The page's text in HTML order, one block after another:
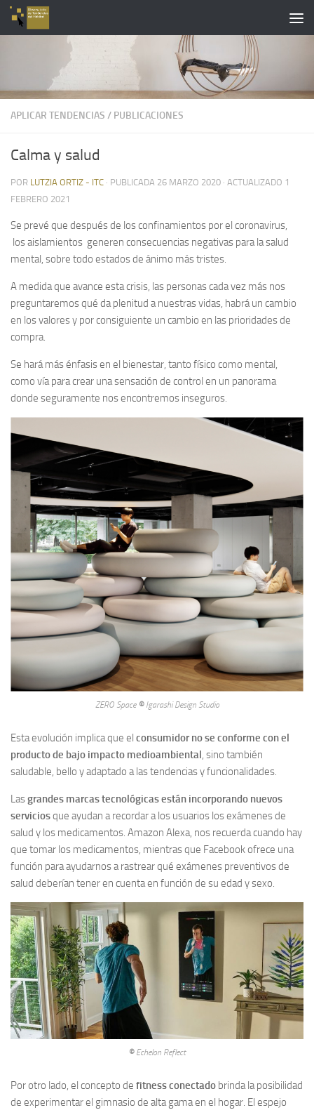
Saltar al contenido
APLICAR TENDENCIAS / PUBLICACIONES
Calma y salud
POR LUTZIA ORTIZ - ITC · PUBLICADA 26 MARZO 2020 · ACTUALIZADO 1
FEBRERO 2021
Se prevé que después de los confinamientos por el coronavirus,
los aislamientos generen consecuencias negativas para la salud
mental, sobre todo estados de ánimo más tristes.
A medida que avance esta crisis, las personas cada vez más nos
preguntaremos qué da plenitud a nuestras vidas, habrá un cambio
en los valores y por consiguiente un cambio en las prioridades de
compra.
Se hará más énfasis en el bienestar, tanto físico como mental,
como vía para crear una sensación de control en un panorama
donde seguramente nos encontremos inseguros.
ZERO Space ©Igarashi Design Studio
Esta evolución implica que el consumidor no se conforme con el
producto de bajo impacto medioambiental , sino también
saludable, bello y adaptado a las tendencias y funcionalidades.
Lasgrandes marcas tecnológicas están incorporando nuevos
serviciosque ayudan a recordar a los usuarios los exámenes de
salud y los medicamentos. Amazon Alexa, nos recuerda cuando hay
que tomar los medicamentos, mientras que Facebook ofrece una
función para ayudarnos a rastrear qué exámenes preventivos de
salud deberían tener en cuenta en función de su edad y sexo.
©Echelon Reflect
Por otro lado, el concepto de fitness conectado brinda la posibilidad
de experimentar el gimnasio de alta gama en el hogar. El espejo